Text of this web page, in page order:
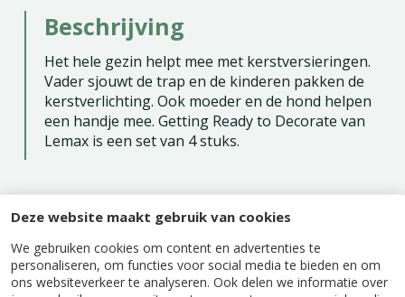
Deze website maakt gebruik van cookies
We gebruiken cookies om content en advertenties te
personaliseren, om functies voor social media te bieden en om
ons websiteverkeer te analyseren. Ook delen we informatie over
Beschrijving
Het hele gezin helpt mee met kerstversieringen.
Vader sjouwt de trap en de kinderen pakken de
kerstverlichting. Ook moeder en de hond helpen
een handje mee. Getting Ready to Decorate van
Lemax is een set van 4 stuks.
Specificaties